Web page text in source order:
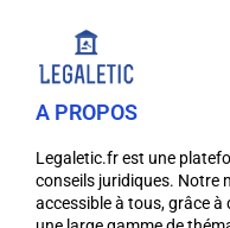
A PROPOS
Legaletic.fr est une
conseils juridiques. Notre
accessible à tous, grâce